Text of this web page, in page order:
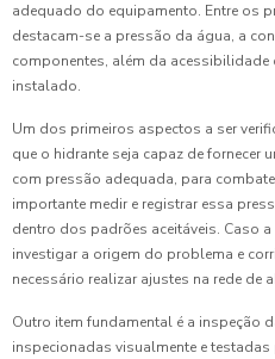
adequado do equipamento. Entre os
destacam-se a pressão da água, a
componentes, além da
instalado.
Um dos primeiros aspectos a ser
que o hidrante seja capaz de fornecer
com pressão adequada, para
importante medir e registrar essa
dentro dos padrões aceitáveis. Caso
investigar a origem do problema e
necessário realizar ajustes na rede de
Outro item fundamental é a inspeção
inspecionadas visualmente e